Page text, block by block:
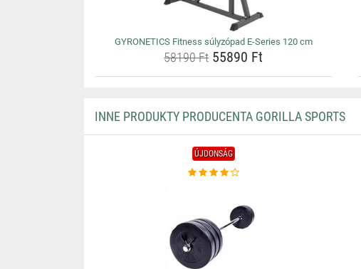
GYRONETICS Fitness súlyzópad E-Series 120 cm
58190 Ft55890 Ft
INNE PRODUKTY PRODUCENTA GORILLA SPORTS
ÚJDONSÁG